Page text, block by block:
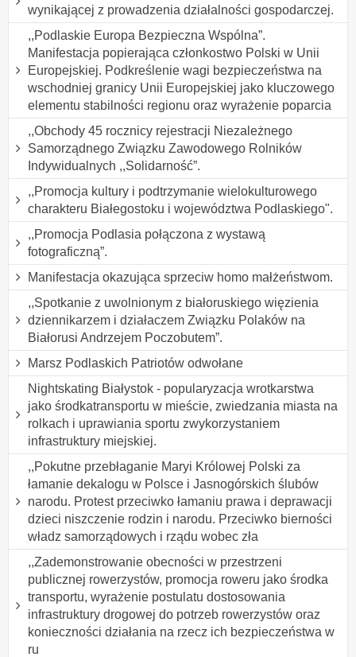
wynikającej z prowadzenia działalności gospodarczej.
,,Podlaskie Europa Bezpieczna Wspólna”.
Manifestacja popierająca członkostwo Polski w Unii
Europejskiej. Podkreślenie wagi bezpieczeństwa na
wschodniej granicy Unii Europejskiej jako kluczowego
elementu stabilności regionu oraz wyrażenie poparcia
,,Obchody 45 rocznicy rejestracji Niezależnego
Samorządnego Związku Zawodowego Rolników
Indywidualnych ,,Solidarność”.
,,Promocja kultury i podtrzymanie wielokulturowego
charakteru Białegostoku i województwa Podlaskiego".
,,Promocja Podlasia połączona z wystawą
fotograficzną”.
Manifestacja okazująca sprzeciw homo małżeństwom.
,,Spotkanie z uwolnionym z białoruskiego więzienia
dziennikarzem i działaczem Związku Polaków na
Białorusi Andrzejem Poczobutem”.
Marsz Podlaskich Patriotów odwołane
Nightskating Białystok - popularyzacja wrotkarstwa
jako środkatransportu w mieście, zwiedzania miasta na
rolkach i uprawiania sportu zwykorzystaniem
infrastruktury miejskiej.
,,Pokutne przebłaganie Maryi Królowej Polski za
łamanie dekalogu w Polsce i Jasnogórskich ślubów
narodu. Protest przeciwko łamaniu prawa i deprawacji
dzieci niszczenie rodzin i narodu. Przeciwko bierności
władz samorządowych i rządu wobec zła
,,Zademonstrowanie obecności w przestrzeni
publicznej rowerzystów, promocja roweru jako środka
transportu, wyrażenie postulatu dostosowania
infrastruktury drogowej do potrzeb rowerzystów oraz
konieczności działania na rzecz ich bezpieczeństwa w
ru